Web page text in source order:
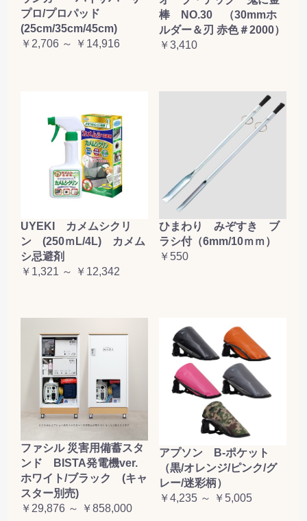
お買い物を続ける カートへ進む
プロ/プロパッド
(25cm/35cm/45cm)
￥2,706 ～ ￥14,916
棒 NO.30 （30mmホ
ルダー＆刃 赤色＃2000）
￥3,410
UYEKI カメムシクリ
ン (250ｍL/4L) カメム
シ忌避剤
￥1,321 ～ ￥12,342
ひまわり みぞすき ブ
ラシ付（6mm/10ｍｍ）
￥550
ファシル 災害用備蓄スタ
ンド BISTA発電機ver.
ホワイト/ブラック (キャ
スター別売)
￥29,876 ～ ￥858,000
アプソン B-ポケット
（黒/オレンジ/ピンク/グ
レー/迷彩柄）
￥4,235 ～ ￥5,005